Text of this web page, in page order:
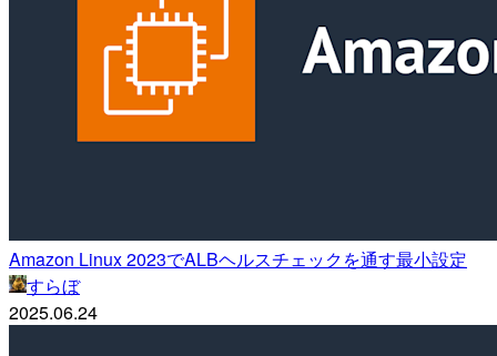
Amazon Linux 2023でALBヘルスチェックを通す最小設定
すらぼ
2025.06.24